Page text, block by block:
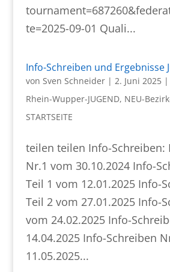
te=2025-09-01 Quali...
Info-Schreiben und Ergebnisse
von Sven Schneider| 2. Juni 2025|
Rhein-Wupper-JUGEND, NEU-
STARTSEITE
teilen teilen Info-Schreiben:
Nr.1 vom 30.10.2024 Info-
Teil 1 vom 12.01.2025 Info-
Teil 2 vom 27.01.2025 Info-
vom 24.02.2025 Info-
14.04.2025 Info-Schreiben
11.05.2025...